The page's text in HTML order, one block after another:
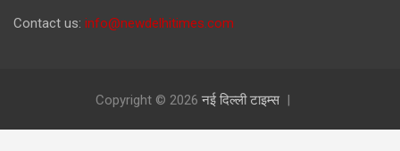
Contact us: info@newdelhitimes.com
Copyright © 2026 नई दिल्ली टाइम्स